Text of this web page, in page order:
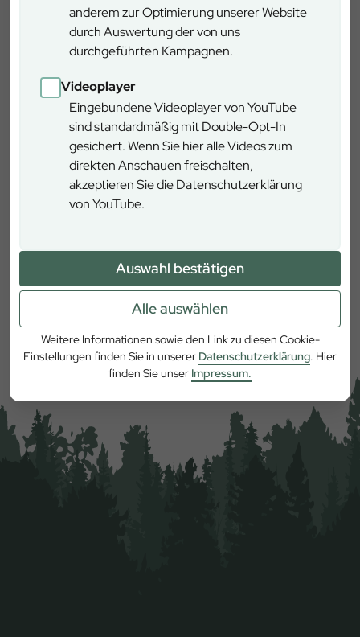
anderem zur Optimierung unserer Website
durch Auswertung der von uns
durchgeführten Kampagnen.
Videoplayer
Eingebundene Videoplayer von YouTube
sind standardmäßig mit Double-Opt-In
gesichert. Wenn Sie hier alle Videos zum
direkten Anschauen freischalten,
akzeptieren Sie die Datenschutzerklärung
von YouTube.
Auswahl bestätigen
Alle auswählen
Weitere Informationen sowie den Link zu diesen Cookie-
Einstellungen finden Sie in unserer Datenschutzerklärung. Hier
finden Sie unser Impressum.
600m vom Ausgangspunkt entfernt.
Auskunft erteilt die Stadt Kirchenlamitz 09285/959-0
oder unser Revier Kirchenlamitz 09285/5839
Wunsiedler Straße 21, 95100 Selb